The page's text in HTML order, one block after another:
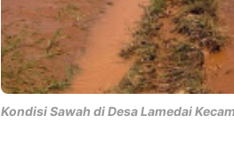
Kondisi Sawah di Desa Lamedai